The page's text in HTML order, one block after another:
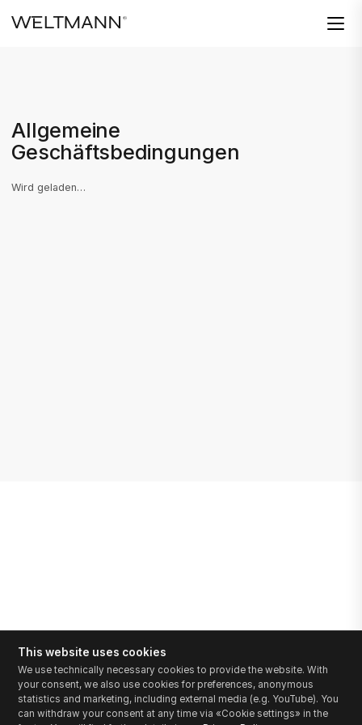
Allgemeine
Geschäftsbedingungen